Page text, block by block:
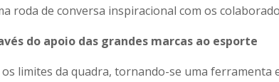
roda de conversa inspiracional com os
do apoio das grandes marcas ao esporte
limites da quadra, tornando-se uma